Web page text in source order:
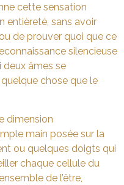
cette sensation
entièreté, sans avoir
de prouver quoi que ce
silencieuse
âmes se
chose que le
dimension
main posée sur la
ou quelques doigts qui
chaque cellule du
de l’être,